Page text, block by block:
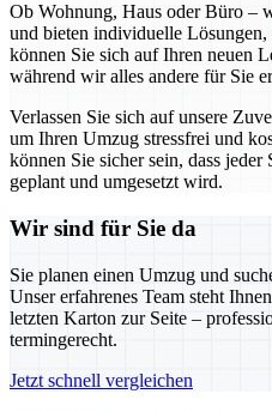
Ob Wohnung, Haus oder Büro –
und bieten individuelle
können Sie sich auf Ihren neuen
während wir alles andere für Sie
Verlassen Sie sich auf unsere
um Ihren Umzug stressfrei und
können Sie sicher sein, dass
geplant und umgesetzt wird.
Wir sind für Sie da
Sie planen einen Umzug und
Unser erfahrenes Team steht
letzten Karton zur Seite –
termingerecht.
Jetzt schnell vergleichen